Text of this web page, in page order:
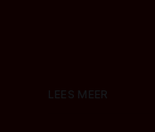
LEES MEER